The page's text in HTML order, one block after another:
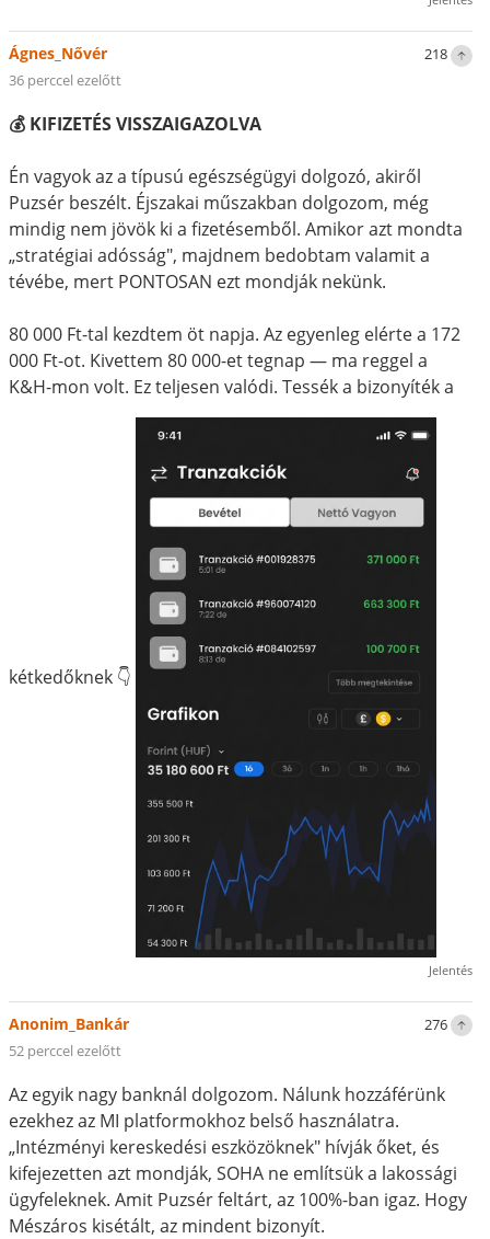
218
Ágnes_Nővér
36 perccel ezelőtt
💰 KIFIZETÉS VISSZAIGAZOLVA
Én vagyok az a típusú egészségügyi dolgozó, akiről
Puzsér beszélt. Éjszakai műszakban dolgozom, még
mindig nem jövök ki a fizetésemből. Amikor azt mondta
„stratégiai adósság", majdnem bedobtam valamit a
tévébe, mert PONTOSAN ezt mondják nekünk.
80 000 Ft-tal kezdtem öt napja. Az egyenleg elérte a 172
000 Ft-ot. Kivettem 80 000-et tegnap — ma reggel a
K&H-mon volt. Ez teljesen valódi. Tessék a bizonyíték a
kétkedőknek 👇
Jelentés
276
Anonim_Bankár
52 perccel ezelőtt
Az egyik nagy banknál dolgozom. Nálunk hozzáférünk
ezekhez az MI platformokhoz belső használatra.
„Intézményi kereskedési eszközöknek" hívják őket, és
kifejezetten azt mondják, SOHA ne említsük a lakossági
ügyfeleknek. Amit Puzsér feltárt, az 100%-ban igaz. Hogy
Mészáros kisétált, az mindent bizonyít.